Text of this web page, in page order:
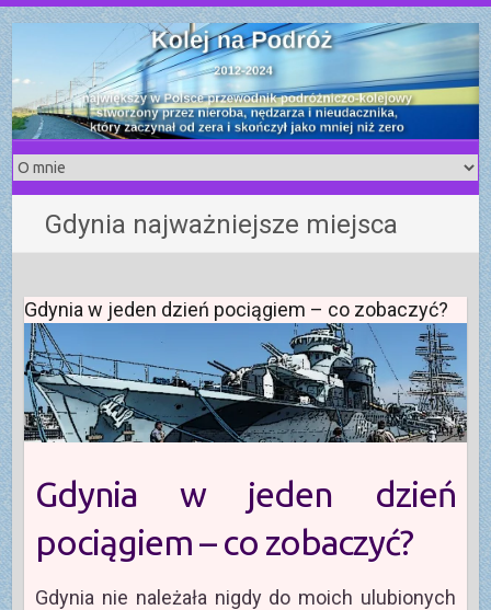
S
k
i
p
t
o
c
o
n
t
e
n
t
Gdynia najważniejsze miejsca
Gdynia w jeden dzień pociągiem – co zobaczyć?
Gdynia w jeden dzień
pociągiem – co zobaczyć?
Gdynia nie należała nigdy do moich ulubionych